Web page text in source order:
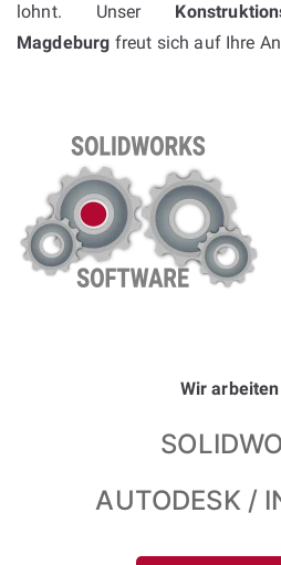
lohnt. Unser
Magdeburg freut sich auf Ihre
Wir
AUTODESK /